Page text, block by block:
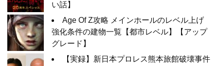
い話】
Age Of Z攻略 メインホールのレベル上げ
強化条件の建物一覧【都市レベル】【アップ
グレード】
【実録】新日本プロレス熊本旅館破壊事件